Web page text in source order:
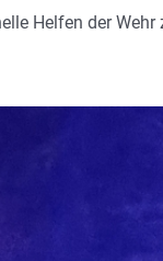
Helfen der